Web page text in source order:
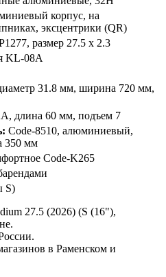
корпус, на
эксцентрики (QR)
размер 27.5 x 2.3
KL-08A
31.8 мм, ширина 720 мм,
длина 60 мм, подъем 7
Code-8510, алюминиевый,
350 мм
Code-K265
S)
27.5 (2026) (S (16"),
в Раменском и